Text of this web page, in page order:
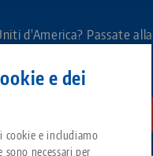
e dei
e includiamo
necessari per
d'America? Passate alla
da un'unica fonte
Gruppo di prodotti
su LANG
a punto zero